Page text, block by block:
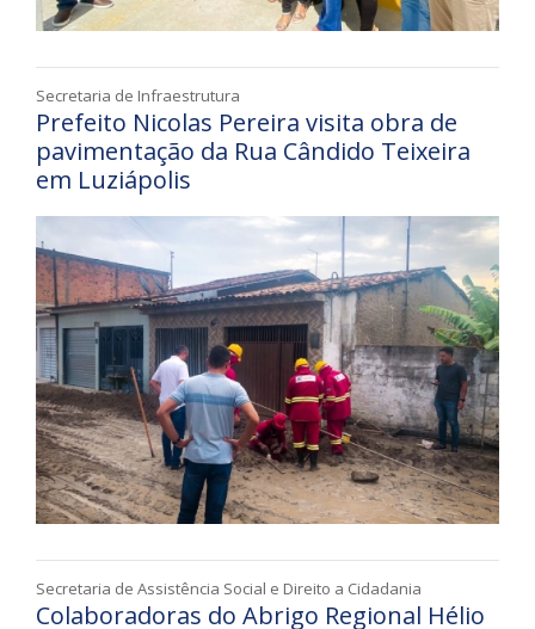
Secretaria de Infraestrutura
Prefeito Nicolas Pereira visita obra de
pavimentação da Rua Cândido Teixeira
em Luziápolis
Secretaria de Assistência Social e Direito a Cidadania
Colaboradoras do Abrigo Regional Hélio